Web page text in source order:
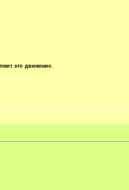
это движение.